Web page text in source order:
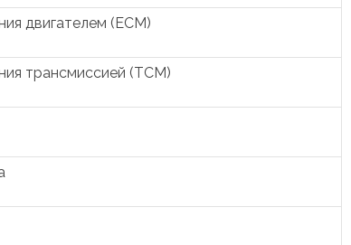
двигателем (ECM)
трансмиссией (TCM)